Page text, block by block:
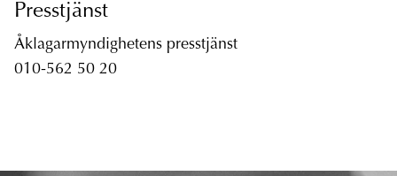
Presstjänst
Åklagarmyndighetens presstjänst
010-562 50 20